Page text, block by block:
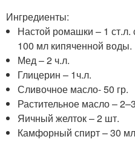
Ингредиенты:
Настой ромашки – 1 ст.л.
100 мл кипяченной воды.
Мед – 2 ч.л.
Глицерин – 1ч.л.
Сливочное масло- 50 гр.
Растительное масло –
Яичный желток – 2 шт.
Камфорный спирт – 30